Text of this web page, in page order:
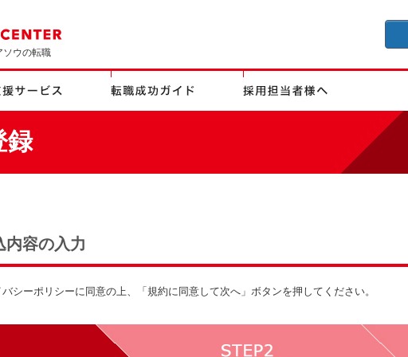
ソウの転職
録
内容の入力
シーポリシーに同意の上、「規約に同意して次へ」ボタンを押してください。